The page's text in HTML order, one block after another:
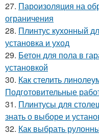
27. Пароизоляция на
ограничения
28. Плинтус кухонный
установка и уход
29. Бетон для пола в
установкой
30. Как стелить
Подготовительные
31. Плинтусы для
знать о выборе и
32. Как выбрать